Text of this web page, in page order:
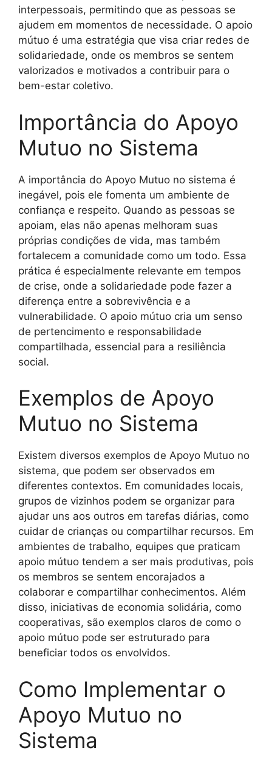
interpessoais, permitindo que as pessoas se
ajudem em momentos de necessidade. O apoio
mútuo é uma estratégia que visa criar redes de
solidariedade, onde os membros se sentem
valorizados e motivados a contribuir para o
bem-estar coletivo.
Importância do Apoyo
Mutuo no Sistema
A importância do Apoyo Mutuo no sistema é
inegável, pois ele fomenta um ambiente de
confiança e respeito. Quando as pessoas se
apoiam, elas não apenas melhoram suas
próprias condições de vida, mas também
fortalecem a comunidade como um todo. Essa
prática é especialmente relevante em tempos
de crise, onde a solidariedade pode fazer a
diferença entre a sobrevivência e a
vulnerabilidade. O apoio mútuo cria um senso
de pertencimento e responsabilidade
compartilhada, essencial para a resiliência
social.
Exemplos de Apoyo
Mutuo no Sistema
Existem diversos exemplos de Apoyo Mutuo no
sistema, que podem ser observados em
diferentes contextos. Em comunidades locais,
grupos de vizinhos podem se organizar para
ajudar uns aos outros em tarefas diárias, como
cuidar de crianças ou compartilhar recursos. Em
ambientes de trabalho, equipes que praticam
apoio mútuo tendem a ser mais produtivas, pois
os membros se sentem encorajados a
colaborar e compartilhar conhecimentos. Além
disso, iniciativas de economia solidária, como
cooperativas, são exemplos claros de como o
apoio mútuo pode ser estruturado para
beneficiar todos os envolvidos.
Como Implementar o
Apoyo Mutuo no
Sistema